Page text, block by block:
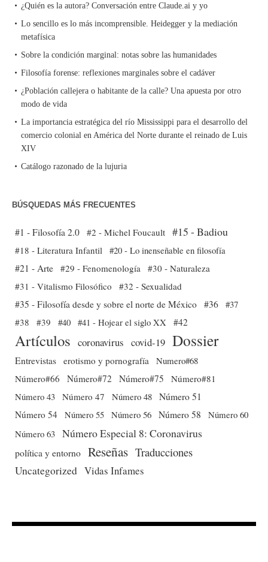
¿Quién es la autora? Conversación entre Claude.ai y yo
Lo sencillo es lo más incomprensible. Heidegger y la mediación
metafísica
Sobre la condición marginal: notas sobre las humanidades
Filosofía forense: reflexiones marginales sobre el cadáver
¿Población callejera o habitante de la calle? Una apuesta por otro
modo de vida
La importancia estratégica del río Mississippi para el desarrollo del
comercio colonial en América del Norte durante el reinado de Luis
XIV
Catálogo razonado de la lujuria
BÚSQUEDAS MÁS FRECUENTES
#1 - Filosofía 2.0 #2 - Michel Foucault #15 - Badiou
#18 - Literatura Infantil #20 - Lo inenseñable en filosofía
#21 - Arte #29 - Fenomenología
#30 - Naturaleza
#31 - Vitalismo Filosófico
#32 - Sexualidad
#35 - Filosofía desde y sobre el norte de México #36 #37
#38
#39 #40 #41 - Hojear el siglo XX #42
Artículos coronavirus covid-19 Dossier
Entrevistas erotismo y pornografía
Numero#68
Número#66
Número#72 Número#75
Número#81
Número 43 Número 47 Número 48 Número 51
Número 54 Número 55 Número 56 Número 58
Número 60
Número 63 Número Especial 8: Coronavirus
política y entorno Reseñas Traducciones
Uncategorized Vidas Infames